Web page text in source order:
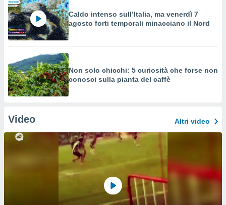
Caldo intenso sull’Italia, ma venerdì 7
agosto forti temporali minacciano il Nord
Non solo chicchi: 5 curiosità che forse non
conosci sulla pianta del caffè
Video Altri video